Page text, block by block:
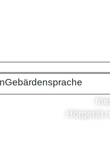
Gebärdensprache
Hörgerät